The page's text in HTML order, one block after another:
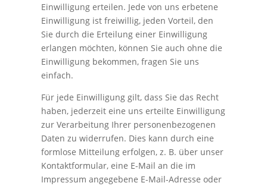
Einwilligung erteilen. Jede von uns erbetene
Einwilligung ist freiwillig, jeden Vorteil, den
Sie durch die Erteilung einer Einwilligung
erlangen möchten, können Sie auch ohne die
Einwilligung bekommen, fragen Sie uns
einfach.
Für jede Einwilligung gilt, dass Sie das Recht
haben, jederzeit eine uns erteilte Einwilligung
zur Verarbeitung Ihrer personenbezogenen
Daten zu widerrufen. Dies kann durch eine
formlose Mitteilung erfolgen, z. B. über unser
Kontaktformular, eine E-Mail an die im
Impressum angegebene E-Mail-Adresse oder